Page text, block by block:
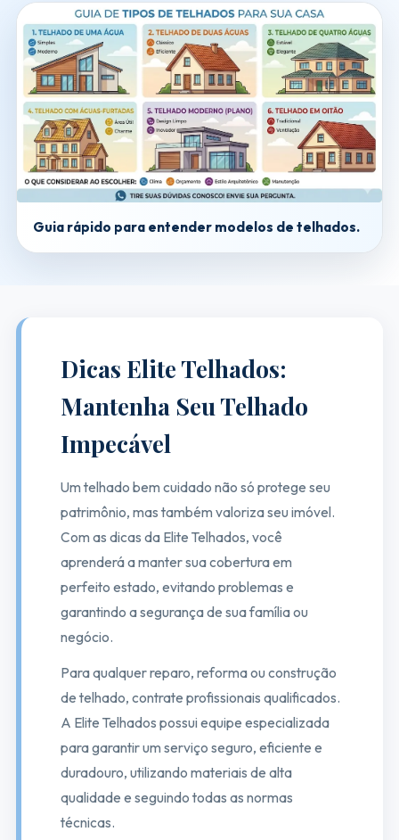
Guia rápido para entender modelos de telhados.
Dicas Elite Telhados:
Mantenha Seu Telhado
Impecável
Um telhado bem cuidado não só protege seu
patrimônio, mas também valoriza seu imóvel.
Com as dicas da Elite Telhados, você
aprenderá a manter sua cobertura em
perfeito estado, evitando problemas e
garantindo a segurança de sua família ou
negócio.
Para qualquer reparo, reforma ou construção
de telhado, contrate profissionais qualificados.
A Elite Telhados possui equipe especializada
para garantir um serviço seguro, eficiente e
duradouro, utilizando materiais de alta
qualidade e seguindo todas as normas
técnicas.